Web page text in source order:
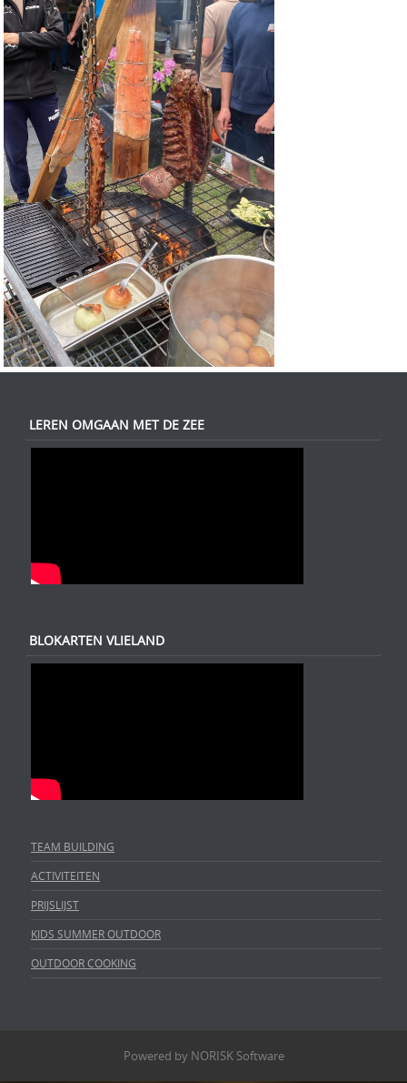
LEREN OMGAAN MET DE ZEE
BLOKARTEN VLIELAND
TEAM BUILDING
ACTIVITEITEN
PRIJSLIJST
KIDS SUMMER OUTDOOR
OUTDOOR COOKING
Powered by NORISK Software